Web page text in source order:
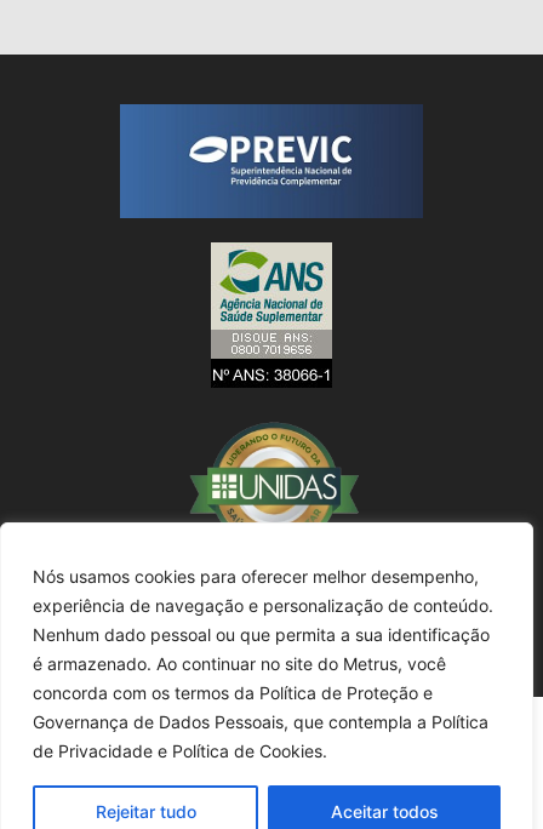
Nós usamos cookies para oferecer melhor desempenho,
experiência de navegação e personalização de conteúdo.
Nenhum dado pessoal ou que permita a sua identificação
é armazenado. Ao continuar no site do Metrus, você
concorda com os termos da Política de Proteção e
Governança de Dados Pessoais, que contempla a Política
de Privacidade e Política de Cookies.
Rejeitar tudo Aceitar todos